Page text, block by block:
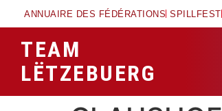
ANNUAIRE DES FÉDÉRATIONS SPILLFEST
TEAM
LËTZEBUERG